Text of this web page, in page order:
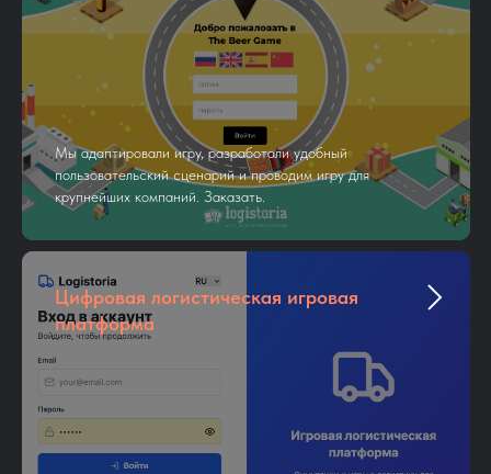
Мы адаптировали игру, разработали удобный
пользовательский сценарий и проводим игру для
крупнейших компаний. Заказать.
Цифровая логистическая игровая
платформа